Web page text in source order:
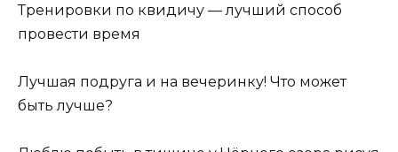
Тренировки по квидичу — лучший способ
провести время
Лучшая подруга и на вечеринку! Что может
быть лучше?